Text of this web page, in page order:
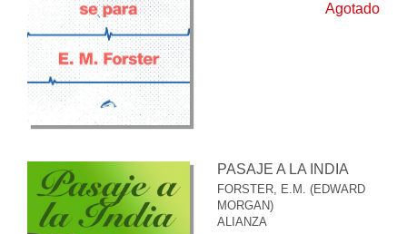
Agotado
PASAJE A LA INDIA
FORSTER, E.M. (EDWARD
MORGAN)
ALIANZA